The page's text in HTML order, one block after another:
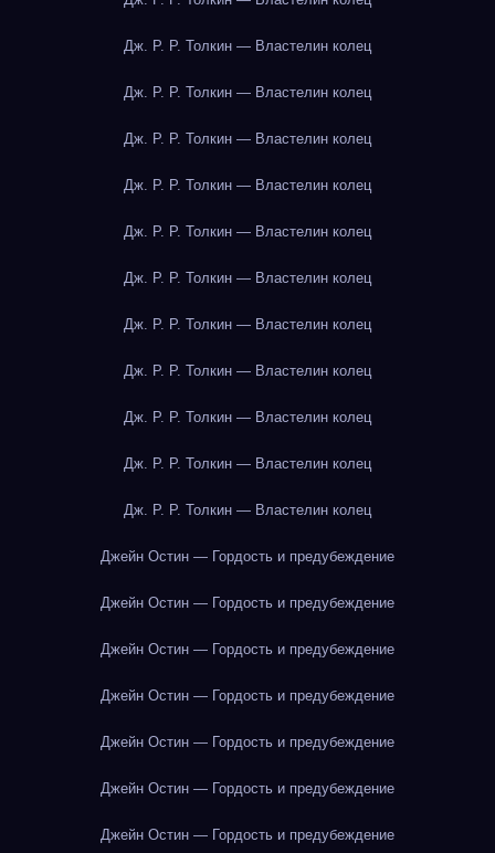
Дж. Р. Р. Толкин — Властелин колец
Дж. Р. Р. Толкин — Властелин колец
Дж. Р. Р. Толкин — Властелин колец
Дж. Р. Р. Толкин — Властелин колец
Дж. Р. Р. Толкин — Властелин колец
Дж. Р. Р. Толкин — Властелин колец
Дж. Р. Р. Толкин — Властелин колец
Дж. Р. Р. Толкин — Властелин колец
Дж. Р. Р. Толкин — Властелин колец
Дж. Р. Р. Толкин — Властелин колец
Дж. Р. Р. Толкин — Властелин колец
Джейн Остин — Гордость и предубеждение
Джейн Остин — Гордость и предубеждение
Джейн Остин — Гордость и предубеждение
Джейн Остин — Гордость и предубеждение
Джейн Остин — Гордость и предубеждение
Джейн Остин — Гордость и предубеждение
Джейн Остин — Гордость и предубеждение